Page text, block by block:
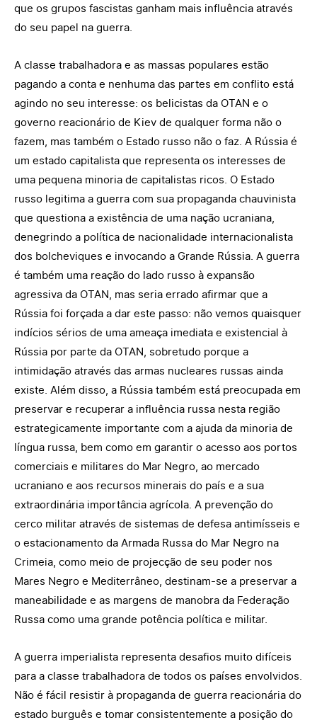
que os grupos fascistas ganham mais influência através
do seu papel na guerra.
A classe trabalhadora e as massas populares estão
pagando a conta e nenhuma das partes em conflito está
agindo no seu interesse: os belicistas da OTAN e o
governo reacionário de Kiev de qualquer forma não o
fazem, mas também o Estado russo não o faz. A Rússia é
um estado capitalista que representa os interesses de
uma pequena minoria de capitalistas ricos. O Estado
russo legitima a guerra com sua propaganda chauvinista
que questiona a existência de uma nação ucraniana,
denegrindo a política de nacionalidade internacionalista
dos bolcheviques e invocando a Grande Rússia. A guerra
é também uma reação do lado russo à expansão
agressiva da OTAN, mas seria errado afirmar que a
Rússia foi forçada a dar este passo: não vemos quaisquer
indícios sérios de uma ameaça imediata e existencial à
Rússia por parte da OTAN, sobretudo porque a
intimidação através das armas nucleares russas ainda
existe. Além disso, a Rússia também está preocupada em
preservar e recuperar a influência russa nesta região
estrategicamente importante com a ajuda da minoria de
língua russa, bem como em garantir o acesso aos portos
comerciais e militares do Mar Negro, ao mercado
ucraniano e aos recursos minerais do país e a sua
extraordinária importância agrícola. A prevenção do
cerco militar através de sistemas de defesa antimísseis e
o estacionamento da Armada Russa do Mar Negro na
Crimeia, como meio de projecção de seu poder nos
Mares Negro e Mediterrâneo, destinam-se a preservar a
maneabilidade e as margens de manobra da Federação
Russa como uma grande potência política e militar.
A guerra imperialista representa desafios muito difíceis
para a classe trabalhadora de todos os países envolvidos.
Não é fácil resistir à propaganda de guerra reacionária do
estado burguês e tomar consistentemente a posição do